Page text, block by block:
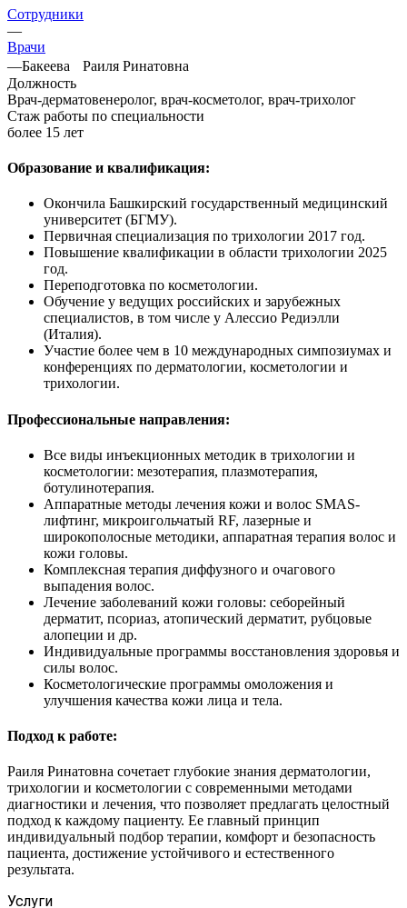
Сотрудники
—
Врачи
—Бакеева Раиля Ринатовна
Должность
Врач-дерматовенеролог, врач-косметолог, врач-трихолог
Стаж работы по специальности
более 15 лет
Образование и квалификация:
Окончила Башкирский государственный медицинский
университет (БГМУ).
Первичная специализация по трихологии 2017 год.
Повышение квалификации в области трихологии 2025
год.
Переподготовка по косметологии.
Обучение у ведущих российских и зарубежных
специалистов, в том числе у Алессио Редиэлли
(Италия).
Участие более чем в 10 международных симпозиумах и
конференциях по дерматологии, косметологии и
трихологии.
Профессиональные направления:
Все виды инъекционных методик в трихологии и
косметологии: мезотерапия, плазмотерапия,
ботулинотерапия.
Аппаратные методы лечения кожи и волос SMAS-
лифтинг, микроигольчатый RF, лазерные и
широкополосные методики, аппаратная терапия волос и
кожи головы.
Комплексная терапия диффузного и очагового
выпадения волос.
Лечение заболеваний кожи головы: себорейный
дерматит, псориаз, атопический дерматит, рубцовые
алопеции и др.
Индивидуальные программы восстановления здоровья и
силы волос.
Косметологические программы омоложения и
улучшения качества кожи лица и тела.
Подход к работе:
Раиля Ринатовна сочетает глубокие знания дерматологии,
трихологии и косметологии с современными методами
диагностики и лечения, что позволяет предлагать целостный
подход к каждому пациенту. Ее главный принцип
индивидуальный подбор терапии, комфорт и безопасность
пациента, достижение устойчивого и естественного
результата.
Услуги